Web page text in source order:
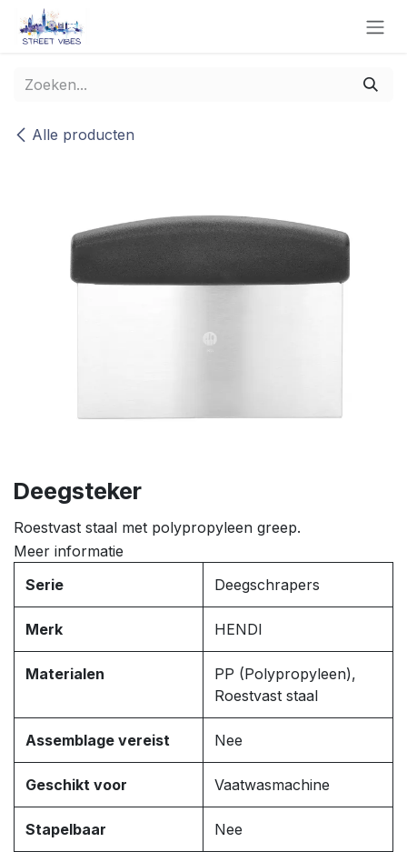
Overslaan naar inhoud
Alle producten
Deegsteker
Roestvast staal met polypropyleen greep.
Meer informatie
Serie
Deegschrapers
Merk HENDI
Materialen
PP (Polypropyleen),
Roestvast staal
Assemblage vereist Nee
Geschikt voor Vaatwasmachine
Stapelbaar Nee